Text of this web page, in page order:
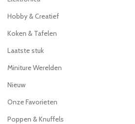
Hobby & Creatief
Koken & Tafelen
Laatste stuk
Miniture Werelden
Nieuw
Onze Favorieten
Poppen & Knuffels